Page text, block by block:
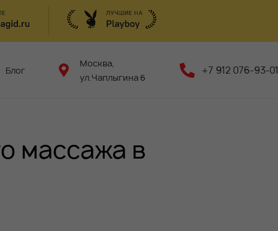
Блог
Москва,
ул.Чаплыгина 6
+7 912 076-93-01
массажа в